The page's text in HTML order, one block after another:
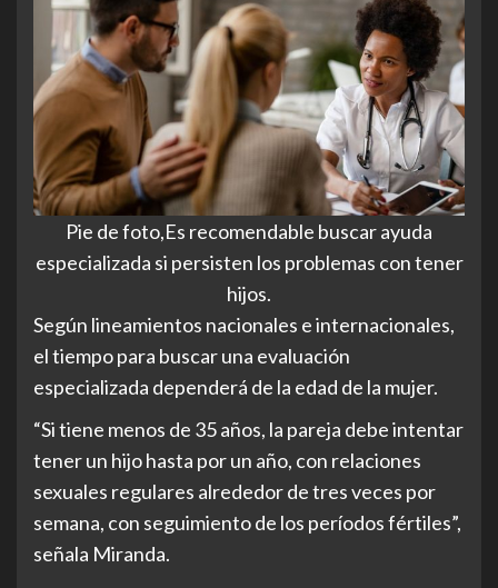
Pie de foto,Es recomendable buscar ayuda
especializada si persisten los problemas con tener
hijos.
Según lineamientos nacionales e internacionales,
el tiempo para buscar una evaluación
especializada dependerá de la edad de la mujer.
“Si tiene menos de 35 años, la pareja debe intentar
tener un hijo hasta por un año, con relaciones
sexuales regulares alrededor de tres veces por
semana, con seguimiento de los períodos fértiles”,
señala Miranda.